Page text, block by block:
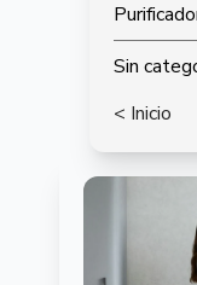
Sin
< Inicio